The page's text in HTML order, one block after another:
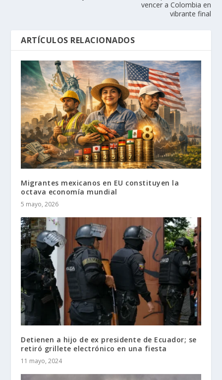
vencer a Colombia en
vibrante final
ARTÍCULOS RELACIONADOS
Migrantes mexicanos en EU constituyen la
octava economía mundial
5 mayo, 2026
Detienen a hijo de ex presidente de Ecuador; se
retiró grillete electrónico en una fiesta
11 mayo, 2024